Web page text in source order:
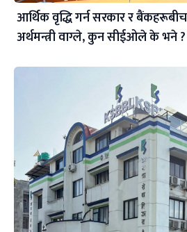
आर्थिक वृद्धि गर्न सरकार र
अर्थमन्त्री वाग्ले, कुन सीईओले के भने ?